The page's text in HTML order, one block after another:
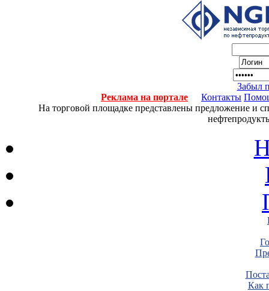
Забыл
Реклама на портале
Контакты
На торговой площадке представлены предложение и
Как